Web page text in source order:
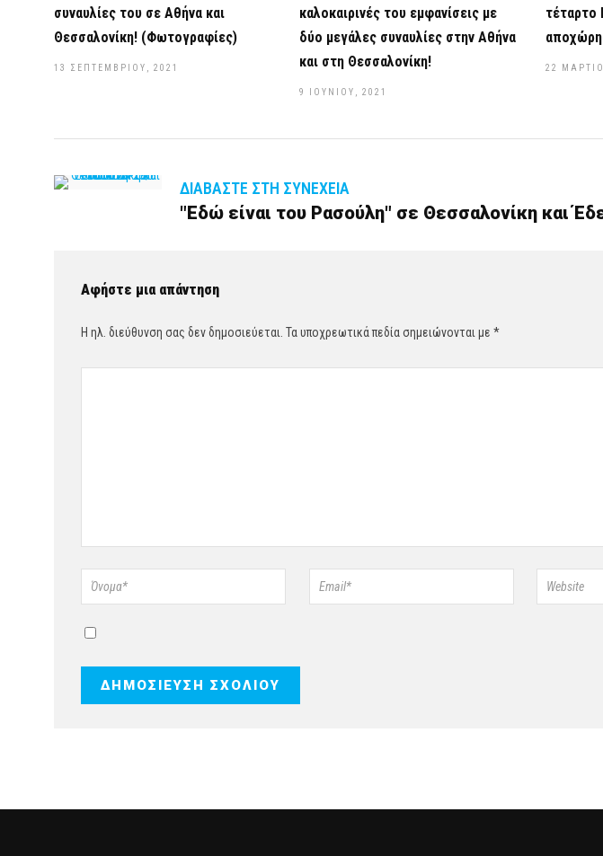
συναυλίες του σε Αθήνα και
Θεσσαλονίκη! (Φωτογραφίες)
13 ΣΕΠΤΕΜΒΡΊΟΥ, 2021
καλοκαιρινές του εμφανίσεις με
δύο μεγάλες συναυλίες στην Αθήνα
και στη Θεσσαλονίκη!
9 ΙΟΥΝΊΟΥ, 2021
τέταρτο
22
ΔΙΑΒΆΣΤΕ ΣΤΗ ΣΥΝΈΧΕΙΑ
"Εδώ είναι του Ρασούλη" σε Θεσσαλονίκη και
Αφήστε μια απάντηση
Η ηλ. διεύθυνση σας δεν δημοσιεύεται. Τα υποχρεωτικά πεδία σημειώνονται με *